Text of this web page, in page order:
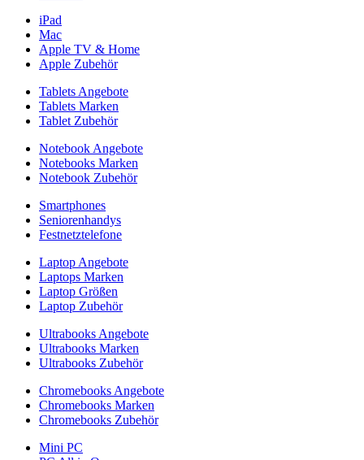
iPad
Mac
Apple TV & Home
Apple Zubehör
Tablets Angebote
Tablets Marken
Tablet Zubehör
Notebook Angebote
Notebooks Marken
Notebook Zubehör
Smartphones
Seniorenhandys
Festnetztelefone
Laptop Angebote
Laptops Marken
Laptop Größen
Laptop Zubehör
Ultrabooks Angebote
Ultrabooks Marken
Ultrabooks Zubehör
Chromebooks Angebote
Chromebooks Marken
Chromebooks Zubehör
Mini PC